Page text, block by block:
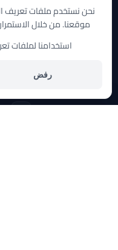
نحن نستخدم ملفات تعريف
موقعنا. من خلال
استخدامنا لملفات
رفض